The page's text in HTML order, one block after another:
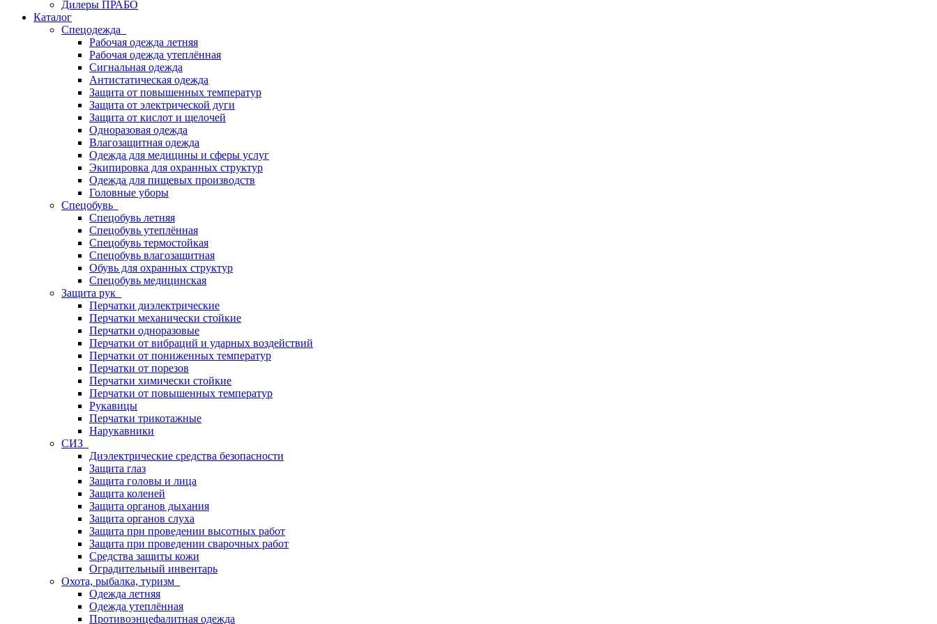
Дилеры ПРАБО
Каталог
Спецодежда
Рабочая одежда летняя
Рабочая одежда утеплённая
Сигнальная одежда
Антистатическая одежда
Защита от повышенных температур
Защита от электрической дуги
Защита от кислот и щелочей
Одноразовая одежда
Влагозащитная одежда
Одежда для медицины и сферы услуг
Экипировка для охранных структур
Одежда для пищевых производств
Головные уборы
Спецобувь
Спецобувь летняя
Спецобувь утеплённая
Спецобувь термостойкая
Спецобувь влагозащитная
Обувь для охранных структур
Спецобувь медицинская
Защита рук
Перчатки диэлектрические
Перчатки механически стойкие
Перчатки одноразовые
Перчатки от вибраций и ударных воздействий
Перчатки от пониженных температур
Перчатки от порезов
Перчатки химически стойкие
Перчатки от повышенных температур
Рукавицы
Перчатки трикотажные
Нарукавники
СИЗ
Диэлектрические средства безопасности
Защита глаз
Защита головы и лица
Защита коленей
Защита органов дыхания
Защита органов слуха
Защита при проведении высотных работ
Защита при проведении сварочных работ
Средства защиты кожи
Оградительный инвентарь
Охота, рыбалка, туризм
Одежда летняя
Одежда утеплённая
Противоэнцефалитная одежда